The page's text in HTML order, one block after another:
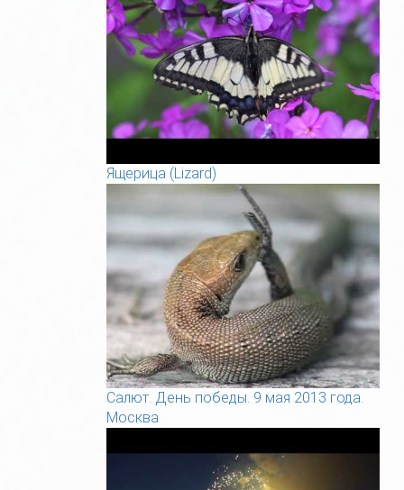
Ящерица (Lizard)
Салют. День победы. 9 мая 2013 года.
Москва